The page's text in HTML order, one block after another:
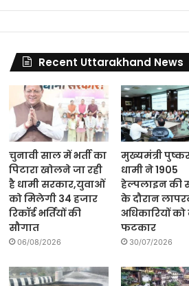
Recent Uttarakhand News
चुनावी साल में भर्ती का
पिटारा खोलने जा रही
है धामी सरकार,युवाओं
को मिलेगी 34 हजार
रिकॉर्ड भर्तियों की
सौगात
06/08/2026
मुख्यमंत्री
धामी ने 1905
हेल्पलाइन की
के दौरान
अधिकारियों
फटकार
30/07/2026